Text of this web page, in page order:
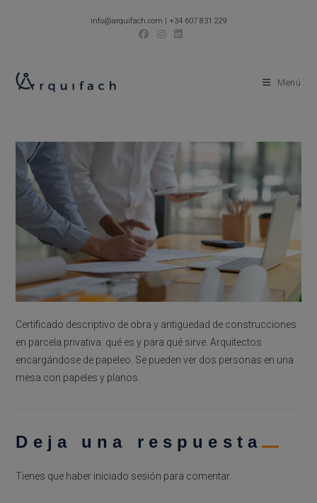
info@arquifach.com | +34 607 831 229
Menú
Certificado descriptivo de obra y antigüedad de construcciones
en parcela privativa: qué es y para qué sirve. Arquitectos
encargándose de papeleo. Se pueden ver dos personas en una
mesa con papeles y planos.
Deja una respuesta
Tienes que haber iniciado sesión para comentar.